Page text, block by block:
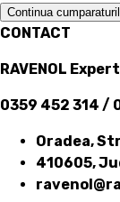
Continua
CONTACT
RAVENOL
0359 452 314 /
Oradea,
410605,